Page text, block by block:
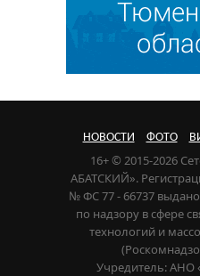
НОВОСТИ ФОТО
16+ © 2015-2026
АБАТСКИЙ».
№ ФС 77 - 66737
по надзору в сфере
технологий и
Учредитель: